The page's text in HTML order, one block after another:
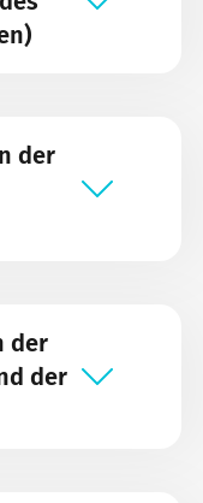
der
der
der